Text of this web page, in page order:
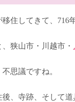
住してきて、716
狭山市・川越市・
思議ですね。
、寺跡、そして